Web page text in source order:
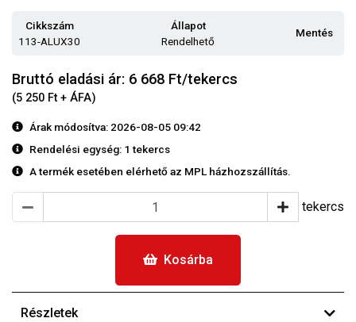
Cikkszám
113-ALUX30
Állapot
Rendelhető
Mentés
Bruttó eladási ár: 6 668 Ft/tekercs
(5 250 Ft + ÁFA)
Árak módosítva: 2026-08-05 09:42
Rendelési egység: 1 tekercs
A termék esetében elérhető az MPL házhozszállítás.
tekercs
Kosárba
Részletek